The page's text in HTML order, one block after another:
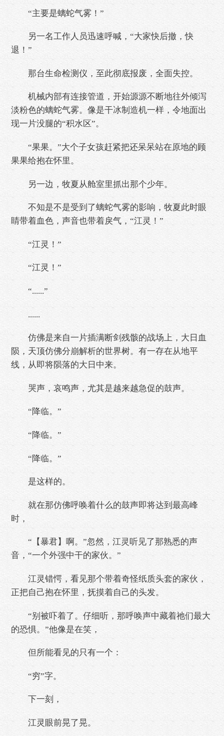
“主要是螭蛇气雾！”
另一名工作人员迅速呼喊，“大家快后撤，快
退！”
那台生命检测仪，至此彻底报废，全面失控。
机械内部有连接管道，开始源源不断地往外倾泻
淡粉色的螭蛇气雾。像是干冰制造机一样，令地面出
现一片没腿的“积水区”。
“果果。”大个子女孩赶紧把还呆呆站在原地的顾
果果给抱在怀里。
另一边，牧夏从舱室里抓出那个少年。
不知是不是受到了螭蛇气雾的影响，牧夏此时眼
睛带着血色，声音也带着戾气，“江灵！”
“江灵！”
“江灵！”
“......”
......
仿佛是来自一片插满断剑残骸的战场上，大日血
陨，天顶仿佛分崩解析的世界树。有一存在从地平
线，从即将陨落的大日中来。
哭声，哀鸣声，尤其是越来越急促的鼓声。
“降临。”
“降临。”
“降临。”
是这样的。
就在那仿佛呼唤着什么的鼓声即将达到最高峰
时，
“【暴君】啊。”忽然，江灵听见了那熟悉的声
音，“一个外强中干的家伙。”
江灵错愕，看见那个带着奇怪纸质头套的家伙，
正把自己抱在怀里，抚摸着自己的头发。
“别被吓着了。仔细听，那呼唤声中藏着祂们最大
的恐惧。”他像是在笑，
但所能看见的只有一个：
“穷”字。
下一刻，
江灵眼前晃了晃。